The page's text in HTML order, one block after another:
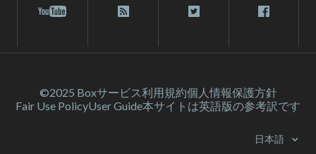
©2025 Boxサービス利⽤規約個人情報保護方針
Fair Use PolicyUser Guide本サイトは英語版の参考訳です
日本語